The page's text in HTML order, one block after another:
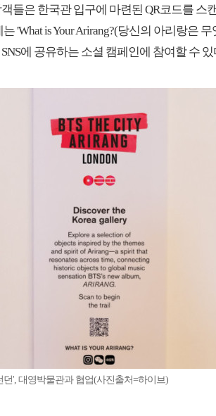
들은 한국관 입구에 마련된 QR코드를 스
'What is Your Arirang?(당신의 아리랑은
에 공유하는 소셜 캠페인에 참여할 수 있
', 대영박물관과 협업(사진출처=하이브)